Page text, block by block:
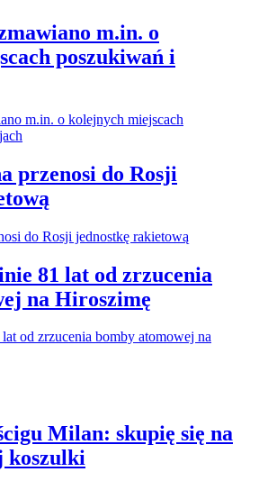
m.in. o
poszukiwań i
przenosi do Rosji
81 lat od zrzucenia
na Hiroszimę
Milan: skupię się na
koszulki